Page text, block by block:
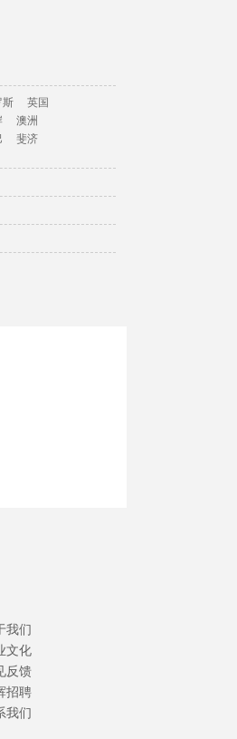
斯
英国
澳洲
斐济
我们
文化
反馈
招聘
我们